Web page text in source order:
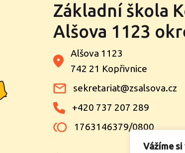
Vážíme
Základní škola
Alšova 1123
Alšova 1123
742 21 Kopřivnice
sekretariat@zsalsova.cz
+420 737 207 289
1763146379/0800